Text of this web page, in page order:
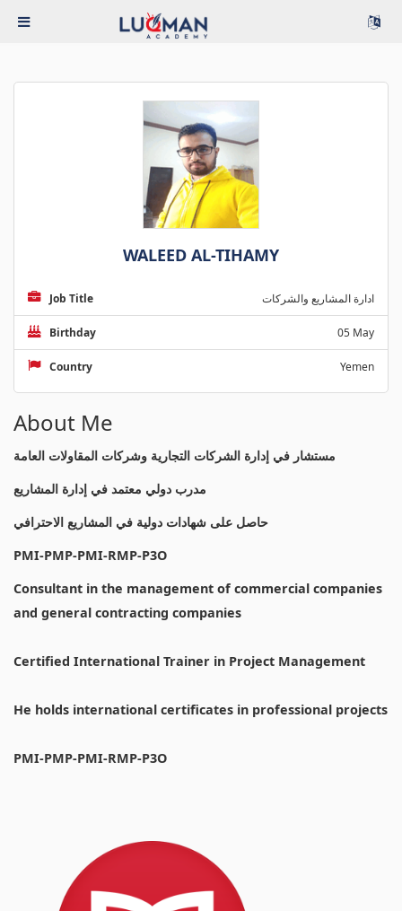
WALEED AL-TIHAMY
Job Title ادارة المشاريع والشركات
Birthday 05 May
Country Yemen
About Me
مستشار في إدارة الشركات التجارية وشركات المقاولات العامة
مدرب دولي معتمد في إدارة المشاريع
حاصل على شهادات دولية في المشاريع الاحترافي
PMI-PMP-PMI-RMP-P3O
Consultant in the management of commercial companies
and general contracting companies
Certified International Trainer in Project Management
He holds international certificates in professional projects
PMI-PMP-PMI-RMP-P3O